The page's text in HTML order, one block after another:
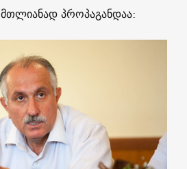
პროპაგანდაა: